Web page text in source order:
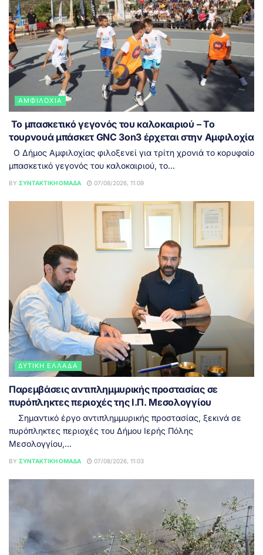
ΑΜΦΙΛΟΧΊΑ
Το μπασκετικό γεγονός του καλοκαιριού – Το
τουρνουά μπάσκετ GNC 3on3 έρχεται στην Αμφιλοχία
Ο Δήμος Αμφιλοχίας φιλοξενεί για τρίτη χρονιά το κορυφαίο
μπασκετικό γεγονός του καλοκαιριού, το...
BY ΣΥΝΤΑΚΤΙΚΉ ΟΜΆΔΑ 07/08/2026, 11:09
ΔΥΤΙΚΉ ΕΛΛΆΔΑ
Παρεμβάσεις αντιπλημμυρικής προστασίας σε
πυρόπληκτες περιοχές της Ι.Π. Μεσολογγίου
Σημαντικό έργο αντιπλημμυρικής προστασίας, ξεκινά σε
πυρόπληκτες περιοχές του Δήμου Ιερής Πόλης
Μεσολογγίου,...
BY ΣΥΝΤΑΚΤΙΚΉ ΟΜΆΔΑ 07/08/2026, 11:03